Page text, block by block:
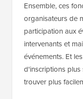
Ensemble, ces
organisateurs de
participation aux
intervenants et
événements. Et
d'inscriptions
trouver plus